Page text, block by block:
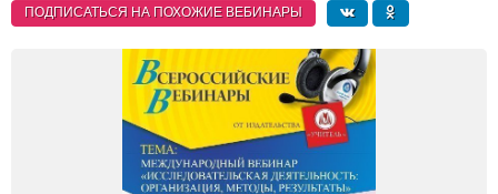
ПОДПИСАТЬСЯ НА ПОХОЖИЕВЕБИНАРЫ